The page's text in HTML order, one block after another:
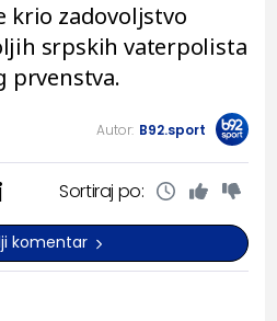
krio zadovoljstvo
srpskih vaterpolista
prvenstva.
Autor: B92.sport
Sortiraj po:
komentar